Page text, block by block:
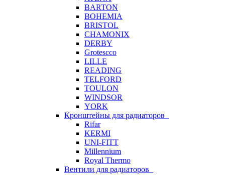
BARTON
BOHEMIA
BRISTOL
CHAMONIX
DERBY
Grotescco
LILLE
READING
TELFORD
TOULON
WINDSOR
YORK
Кронштейны для радиаторов
Rifar
KERMI
UNI-FITT
Millennium
Royal Thermo
Вентили для радиаторов